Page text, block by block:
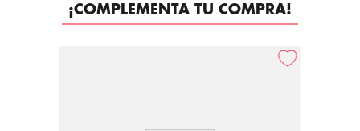
¡COMPLEMENTA TU COMPRA!